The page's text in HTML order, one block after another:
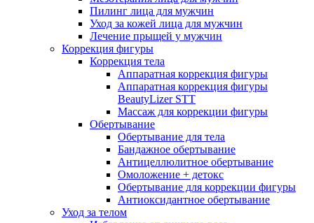
Пилинг лица для мужчин
Уход за кожей лица для мужчин
Лечение прыщей у мужчин
Коррекция фигуры
Коррекция тела
Аппаратная коррекция фигуры
Аппаратная коррекция фигуры
BeautyLizer STT
Массаж для коррекции фигуры
Обертывание
Обертывание для тела
Бандажное обертывание
Антицеллюлитное обертывание
Омоложение + детокс
Обертывание для коррекции фигуры
Антиоксидантное обертывание
Уход за телом